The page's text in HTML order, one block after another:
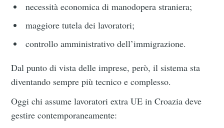
necessità economica di manodopera straniera;
maggiore tutela dei lavoratori;
controllo amministrativo dell’immigrazione.
Dal punto di vista delle imprese, però, il sistema sta
diventando sempre più tecnico e complesso.
Oggi chi assume lavoratori extra UE in Croazia deve
gestire contemporaneamente: